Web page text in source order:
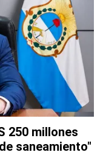
250 millones
saneamiento"